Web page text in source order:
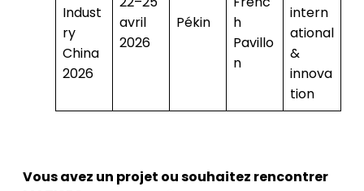
Indust
ry
China
2026
avril
2026
Pékin
h
Pavillo
n
intern
ational
&
innova
tion
Vous avez un projet ou souhaitez rencontrer